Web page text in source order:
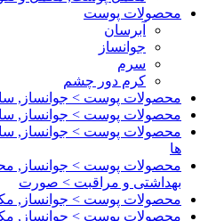
محصولات پوست
آبرسان
جوانساز
سرم
کرم دور چشم
محصولات پوست > جوانساز,
محصولات پوست > جوانساز,
محصولات پوست > جوانساز,
ها
محصولات پوست > جوانساز,
بهداشتی و مراقبت > صورت
محصولات پوست > جوانساز,
محصولات پوست > جوانساز,